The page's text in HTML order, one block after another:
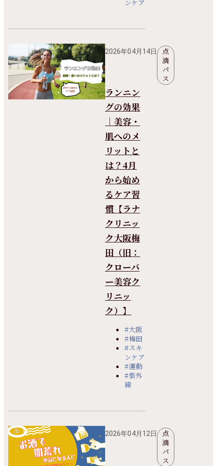
ンケア
2026年04月14日
点
滴
パ
ス
ランニン
グの効果
｜美容・
肌へのメ
リットと
は？4月
から始め
るケア習
慣【ラナ
クリニッ
ク大阪梅
田（旧：
クローバ
ー美容ク
リニッ
ク）】
#大阪
#梅田
#スキ
ンケア
#運動
#紫外
線
2026年04月12日
点
滴
パ
ス